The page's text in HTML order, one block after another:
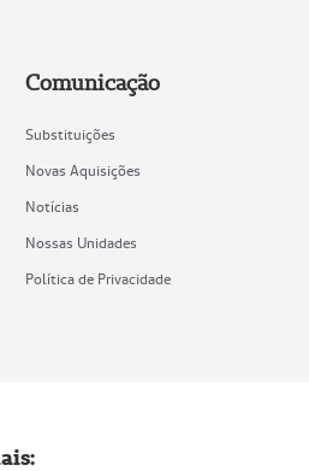
Comunicação
Substituições
Novas Aquisições
Notícias
Nossas Unidades
Política de Privacidade